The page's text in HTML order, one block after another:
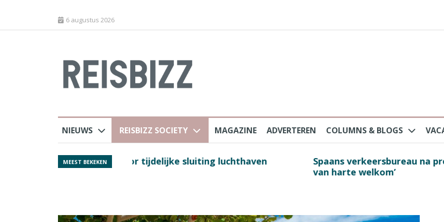
6 augustus 2026
NIEUWS REISBIZZ SOCIETY MAGAZINE ADVERTEREN COLUMNS & BLOGS
MEEST BEKEKEN
luchthaven
Spaans verkeersbureau na protesten massatoerisme: ‘Nederlandse